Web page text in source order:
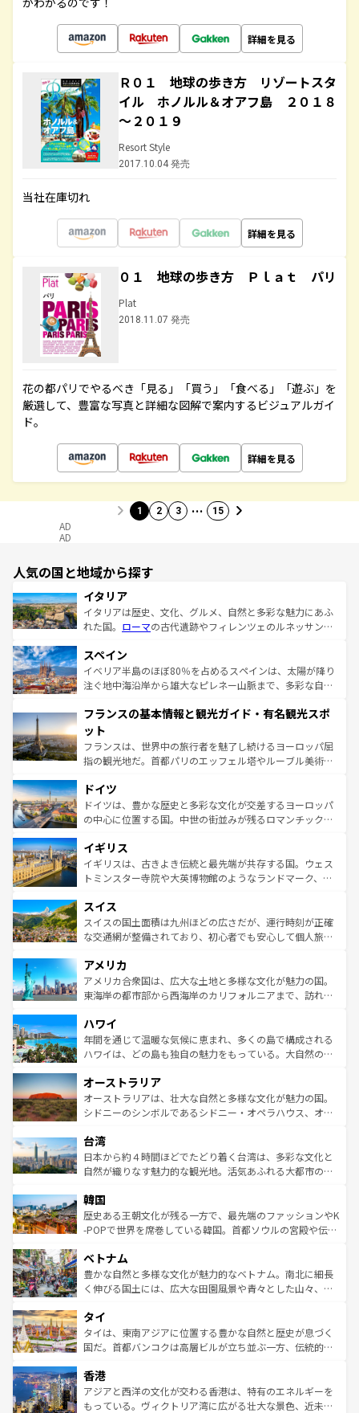
詳細を見る
Ｒ０１ 地球の歩き方 リゾートスタ
イル ホノルル＆オアフ島 ２０１８
～２０１９
Resort Style
2017.10.04 発売
当社在庫切れ
詳細を見る
０１ 地球の歩き方 Ｐｌａｔ パリ
Plat
2018.11.07 発売
花の都パリでやるべき「見る」「買う」「食べる」「遊ぶ」を
厳選して、豊富な写真と詳細な図解で案内するビジュアルガイ
ド。
詳細を見る
1 2 3 … 15
AD
AD
人気の国と地域から探す
イタリア
イタリアは歴史、文化、グルメ、自然と多彩な魅力にあふ
れた国。 ローマの古代遺跡やフィレンツェのルネッサンス
ろん、トスカーナの美しい田園風景やアマルフィ海岸の絶
景など、自然景観も見逃せない。観光の合間には、本場の
ピザやパスタなど、絶品のイタリア料理を堪能することも
ませてくれるイタリアで、忘れられない旅をしてみよう！
なお、新着のイタリア情報は
しい。
スペイン
イベリア半島のほぼ80％を占めるスペインは、太陽が降り
注ぐ地中海沿岸から雄大なピレネー山脈まで、多彩な自然
文化が根付くこの国では、情熱的なフラメンコ、熱気あふ
れる闘牛、そして美味しいタパスが生活の一部となってい
る。首都マドリードの洗練された雰囲気や、バルセロナの
アートに溢れた街角から、地方では古代ローマ遺跡や中世
せる。地方によって風土や気候が異なるスペインはその個
性で訪れる人を魅了する。 なお、新着のスペイン情報は コ
ンテンツ一覧を参照してほしい。
フランスの基本情報と観光ガイド・有名観光スポ
ット
フランスは、世界中の旅行者を魅了し続けるヨーロッパ屈
指の観光地だ。首都パリのエッフェル塔やルーブル美術館
で、幅広い魅力が詰まっている。華麗な宮殿、歴史的な大
聖堂、美しいビーチ、そして豊かな自然が、訪れる者を心
から魅了する。また、フランスは美食の国としても知ら
いる。シャンパンの発祥地であるランス、プロヴァンスの
香り高いラベンダー畑など、多彩な楽しみ方が可能だ。さ
らに、パリ以外の地域にも魅力が溢れており、どの街角に
れる地方に足を運ぶとそれぞれで全く異なる文化を体験で
きるだろう。 なお、新着のフランス情報はコンテンツ一覧
を参照してほしい。
ドイツ
ドイツは、豊かな歴史と多彩な文化が交差するヨーロッパ
の中心に位置する国。中世の街並みが残るロマンチック街
顔を持つこの国は、どこを歩いても飽きることがない。ベ
ルリンの文化的活気、バイエルン州のアルプスの絶景、そ
してライン川沿いのワイン畑といった風景は必見。ビール
は、お酒好きな人にはぜひ体験してほしい。 なお、新着の
ドイツ情報はコンテンツ一覧を参照してほしい。
イギリス
イギリスは、古きよき伝統と最先端が共存する国。ウェス
トミンスター寺院や大英博物館のようなランドマーク、歴
リアごとに異なる魅力がある。また、優雅なアフタヌーン
ティー、ビール好きにはたまらない英国パブ、サッカー観
戦など、本場だからこそできる体験も豊富。イギリスを旅
ンツ一覧を参照してほしい。
スイス
スイスの国土面積は九州ほどの広さだが、運行時刻が正確
な交通網が整備されており、初心者でも安心して個人旅行
の建物がそのまま残る町や、スイスならではのユニークな
博物館もあり、アルプス観光だけでなく町歩きも満喫する
ことができる。国民の所得が高いため物価も高いが、旅行
ば市内交通費無料で観光を楽しむこともできる。 なお、新
着のスイス情報はコンテンツ一覧 を参照してほしい。
アメリカ
アメリカ合衆国は、広大な土地と多様な文化が魅力の国。
東海岸の都市部から西海岸のカリフォルニアまで、訪れる
のような巨大都市は、観光、ショッピング、エンターテイ
ンメントが詰まった刺激的なスポットだ。一方、アメリカ
西部には大自然が広がり、グランドキャニオンやイエロー
部のニューオーリンズでは、音楽と美食が融合した独特の
文化が魅力。旅行者はアメリカの各地域で異なる魅力を楽
しみながら、その多様性と豊かな歴史を感じることができ
ならではの贅沢な旅のスタイルだ。 なお、新着のアメリカ
情報はコンテンツ一覧を参照してほしい。
ハワイ
年間を通じて温暖な気候に恵まれ、多くの島で構成される
ハワイは、どの島も独自の魅力をもっている。大自然の神
ワイ島は見逃せない。また、定番の観光地といえばオアフ
島だが、静かな自然を求めるならマウイ島やカウアイ島が
おすすめ。エメラルドグリーンに輝く海をはじめ、豊かな
れるおもてなしの心で訪れる人々を迎えてくれるハワイの
人々、おいしいローカルフードやハワイアンミュージッ
ク、伝統的なフラダンスなど、すべてがハワイの魅力を彩
ワイを、存分に味わってほしい。 なお、新着のハワイ情報
はコンテンツ一覧を参照してほしい。
オーストラリア
オーストラリアは、壮大な自然と多様な文化が魅力の国。
シドニーのシンボルであるシドニー・オペラハウス、オー
リアリーフや大陸中央部にそびえるウルル（エアーズロッ
ク）、タスマニアの美しい原生林やケアンズの熱帯雨林な
ど、見どころがたくさん。また、カフェやワイン、オージ
いる。アクティビティも充実しており、サーフィンやダイ
ビング、ハイキングなど、アウトドア好きにはたまらな
い。オーストラリアの多彩な魅力を存分に味わいつくそ
参照してほしい。
台湾
日本から約４時間ほどでたどり着く台湾は、多彩な文化と
自然が織りなす魅力的な観光地。活気あふれる大都市の台
ン）、静ひつな山岳地帯である台湾東部など、都市の喧騒
と山間の静けさが共存しており、訪れる人に新しい発見と
驚きをもたらしてくれる。また、奥深い台湾の食文化も魅
容にもいいと評判のスイーツなど、バラエティ豊かな料理
が味わえる。 なお、新着の台湾情報は コンテンツ一覧を参
照してほしい。
韓国
歴史ある王朝文化が残る一方で、最先端のファッションやK
-POPで世界を席巻している韓国。首都ソウルの宮殿や伝統
き、地方に足を延ばせば四季折々の自然美を楽しむことが
できる。そして、キムチや焼肉、絶品のストリートフード
まで、さまざまな韓国料理が待っている。夜には、韓国な
リティに包まれながら、韓国の多彩な魅力を心ゆくまで味
わってみてほしい。 なお、新着の韓国情報はコンテンツ一
覧を参照してほしい。
ベトナム
豊かな自然と多様な文化が魅力的なベトナム。南北に細長
く伸びる国土には、広大な田園風景や青々とした山々、世
急速な発展と共に伝統が息づく。ハノイの古い町並みやホ
ーチミン市のフランス統治時代の建物も、独特の雰囲気を
醸し出している。また、バラエティの豊かさとおいしさで
とつ。フォーやバインミー、ベトナムコーヒーなどは、ぜ
ひ現地で味わいたい。どの地域を訪れてもあたたかい人々
が旅行者を迎えてくれるので、きっと忘れられない旅にな
タイ
タイは、東南アジアに位置する豊かな自然と歴史が息づく
国だ。首都バンコクは高層ビルが立ち並ぶ一方、伝統的な
の活気が交差している。北部ではチェンマイなどの山岳地
帯で自然と触れ合い、南部ではプーケットやクラビの美し
いビーチでリゾート気分を楽しむことができる。タイ料理
香港
アジアと西洋の文化が交わる香港は、特有のエネルギーを
もっている。ヴィクトリア湾に広がる壮大な景色、近未来